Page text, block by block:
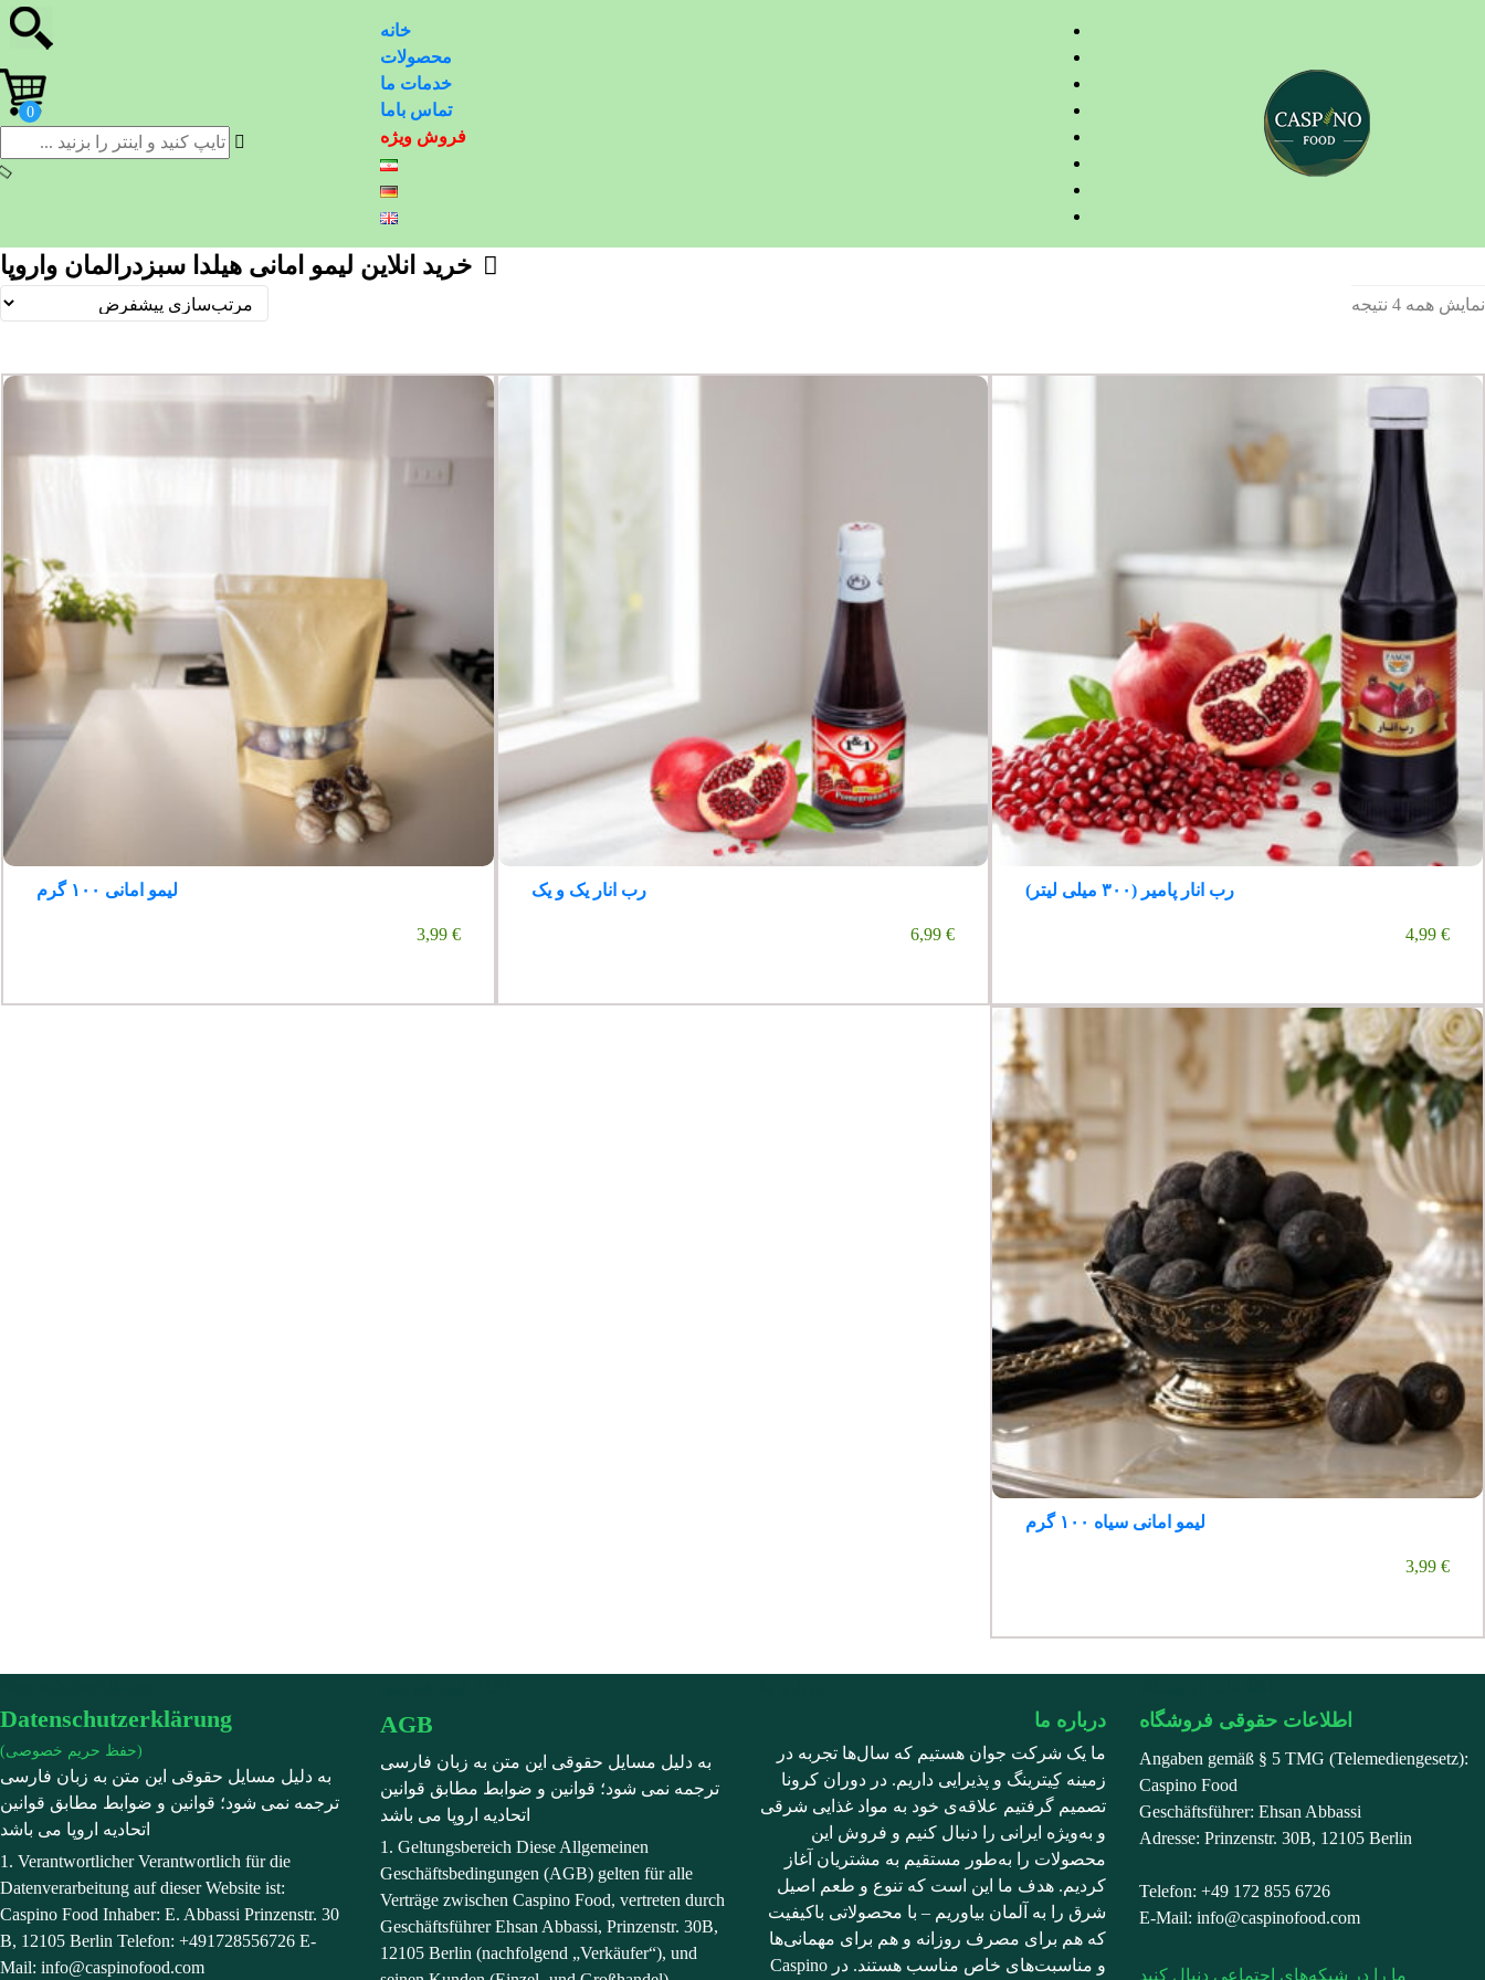
خانه
محصولات
خدمات ما
تماس باما
فروش ویژه
خرید انلاین لیمو امانی هیلدا سبزدرالمان واروپا
نمایش همه 4 نتیجه
رب انار پامیر (۳۰۰ میلی لیتر)
€
4,99
رب انار یک و یک
€
6,99
لیمو امانی ۱۰۰ گرم
€
3,99
لیمو امانی سیاه ۱۰۰ گرم
€
3,99
اطلاعات حقوقی فروشگاه
Angaben gemäß § 5 TMG (Telemediengesetz):
Caspino Food
Geschäftsführer: Ehsan Abbassi
Adresse: Prinzenstr. 30B, 12105 Berlin
Telefon: +49 172 855 6726
E-Mail: info@caspinofood.com
ما را در شبکه‌های اجتماعی دنبال کنید
درباره ما
ما یک شرکت جوان هستیم که سال‌ها تجربه در
زمینه کِیترینگ و پذیرایی داریم. در دوران کرونا
تصمیم گرفتیم علاقه‌ی خود به مواد غذایی شرقی
و به‌ویژه ایرانی را دنبال کنیم و فروش این
محصولات را به‌طور مستقیم به مشتریان آغاز
کردیم. هدف ما این است که تنوع و طعم اصیل
شرق را به آلمان بیاوریم – با محصولاتی باکیفیت
که هم برای مصرف روزانه و هم برای مهمانی‌ها
و مناسبت‌های خاص مناسب هستند. در Caspino
AGB
به دلیل مسایل حقوقی این متن به زبان فارسی
ترجمه نمی شود؛ قوانین و ضوابط مطابق قوانین
اتحادیه اروپا می باشد
1. Geltungsbereich Diese Allgemeinen
Geschäftsbedingungen (AGB) gelten für alle
Verträge zwischen Caspino Food, vertreten durch
Geschäftsführer Ehsan Abbassi, Prinzenstr. 30B,
12105 Berlin (nachfolgend „Verkäufer“), und
Datenschutzerklärung
(حفظ حریم خصوصی)
به دلیل مسایل حقوقی این متن به زبان فارسی
ترجمه نمی شود؛ قوانین و ضوابط مطابق قوانین
اتحادیه اروپا می باشد
1. Verantwortlicher Verantwortlich für die
Datenverarbeitung auf dieser Website ist:
Caspino Food Inhaber: E. Abbassi Prinzenstr. 30
B, 12105 Berlin Telefon: +491728556726 E-
Mail: info@caspinofood.com